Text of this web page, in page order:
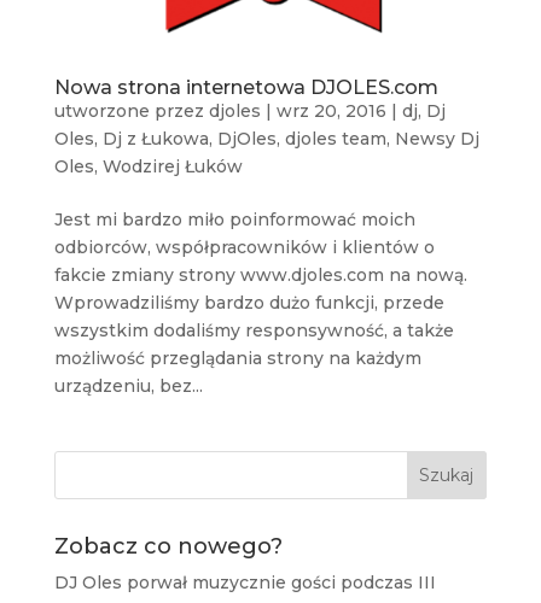
Nowa strona internetowa DJOLES.com
utworzone przez djoles | wrz 20, 2016 | dj, Dj
Oles, Dj z Łukowa, DjOles, djoles team, Newsy Dj
Oles, Wodzirej Łuków
Jest mi bardzo miło poinformować moich
odbiorców, współpracowników i klientów o
fakcie zmiany strony www.djoles.com na nową.
Wprowadziliśmy bardzo dużo funkcji, przede
wszystkim dodaliśmy responsywność, a także
możliwość przeglądania strony na każdym
urządzeniu, bez...
Szukaj
Zobacz co nowego?
DJ Oles porwał muzycznie gości podczas III